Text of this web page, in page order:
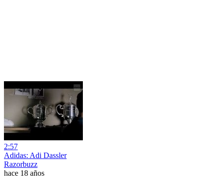
2:57
Adidas: Adi Dassler
Razorbuzz
hace 18 años